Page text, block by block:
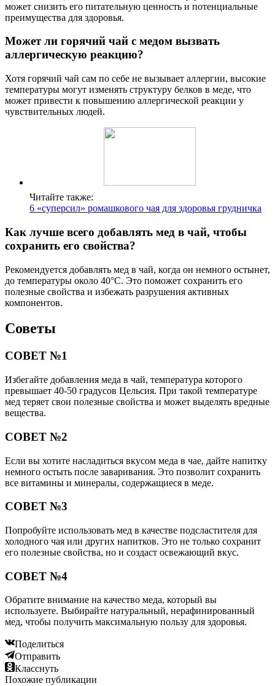
может снизить его питательную ценность и потенциальные
преимущества для здоровья.
Может ли горячий чай с медом вызвать
аллергическую реакцию?
Хотя горячий чай сам по себе не вызывает аллергии, высокие
температуры могут изменять структуру белков в меде, что
может привести к повышению аллергической реакции у
чувствительных людей.
Читайте также:
6 «суперсил» ромашкового чая для здоровья грудничка
Как лучше всего добавлять мед в чай, чтобы
сохранить его свойства?
Рекомендуется добавлять мед в чай, когда он немного остынет,
до температуры около 40°C. Это поможет сохранить его
полезные свойства и избежать разрушения активных
компонентов.
Советы
СОВЕТ №1
Избегайте добавления меда в чай, температура которого
превышает 40-50 градусов Цельсия. При такой температуре
мед теряет свои полезные свойства и может выделять вредные
вещества.
СОВЕТ №2
Если вы хотите насладиться вкусом меда в чае, дайте напитку
немного остыть после заваривания. Это позволит сохранить
все витамины и минералы, содержащиеся в меде.
СОВЕТ №3
Попробуйте использовать мед в качестве подсластителя для
холодного чая или других напитков. Это не только сохранит
его полезные свойства, но и создаст освежающий вкус.
СОВЕТ №4
Обратите внимание на качество меда, который вы
используете. Выбирайте натуральный, нерафинированный
мед, чтобы получить максимальную пользу для здоровья.
Поделиться
Отправить
Класснуть
Похожие публикации